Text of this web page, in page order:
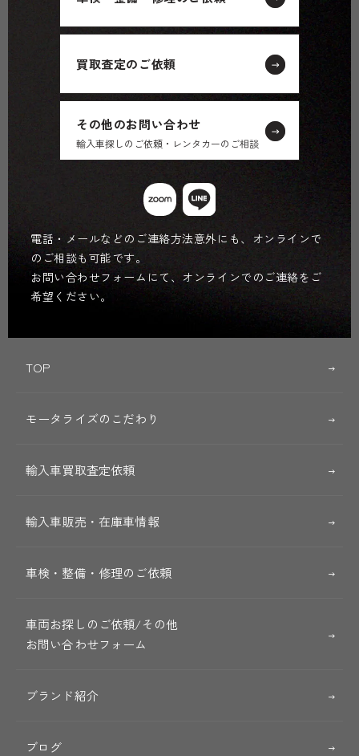
買取査定のご依頼
その他のお問い合わせ
輸入車探しのご依頼・レンタカーのご相談
電話・メールなどのご連絡方法意外にも、オンラインで
のご相談も可能です。
お問い合わせフォームにて、オンラインでのご連絡をご
希望ください。
TOP
モータライズのこだわり
輸入車買取査定依頼
輸入車販売・在庫車情報
車検・整備・修理のご依頼
車両お探しのご依頼/その他
お問い合わせフォーム
ブランド紹介
ブログ